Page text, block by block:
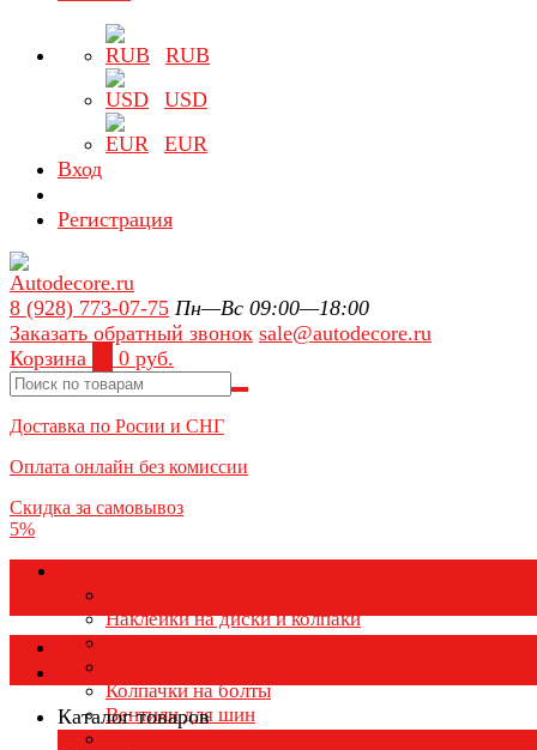
RUB
USD
EUR
Вход
Регистрация
8 (928) 773-07-75 Пн—Вс 09:00—18:00
Заказать обратный звонок sale@autodecore.ru
Корзина
0 руб.
Доставка по Росии и СНГ
Оплата онлайн без комиссии
Скидка за самовывоз
5%
Наклейки на диски и колпаки
Колпаки на колеса
Колпачки на болты
Вентили для шин
Каталог товаров
Каталог товаров